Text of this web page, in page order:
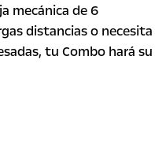
mecánica de 6
distancias o necesita
tu Combo hará su